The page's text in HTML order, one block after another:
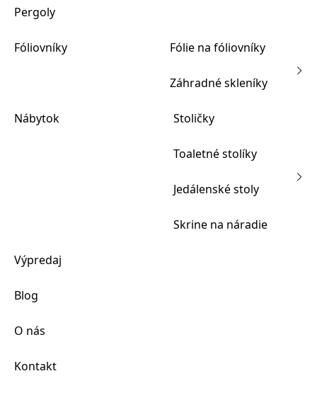
Pergoly
Fóliovníky Fólie na fóliovníky
Záhradné skleníky
Nábytok Stoličky
Toaletné stolíky
Jedálenské stoly
Skrine na náradie
Výpredaj
Blog
O nás
Kontakt